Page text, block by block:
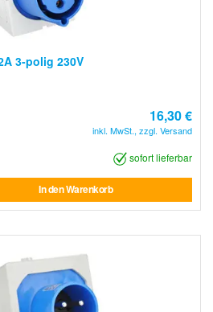
3-polig 230V
16,30 €
inkl. MwSt., zzgl. Versand
sofort lieferbar
In den Warenkorb